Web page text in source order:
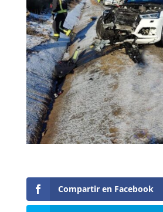
Compartir en Facebook